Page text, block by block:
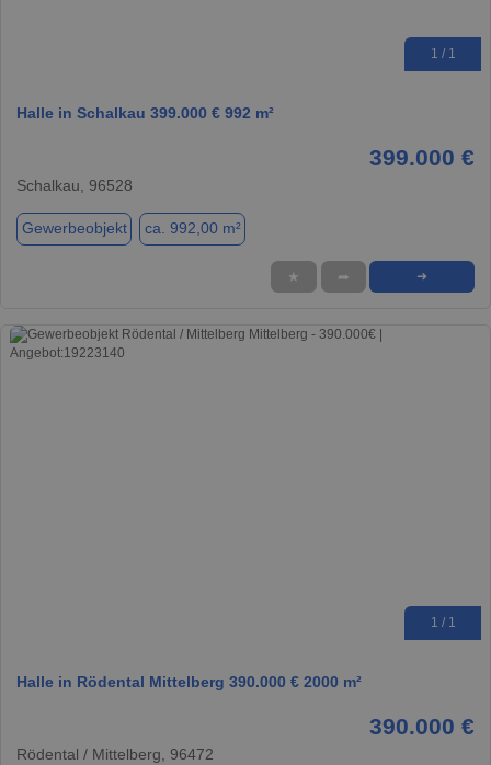
1 / 1
Halle in Schalkau 399.000 € 992 m²
399.000 €
Schalkau, 96528
Gewerbeobjekt ca. 992,00 m²
★ ➦ ➜
1 / 1
Halle in Rödental Mittelberg 390.000 € 2000 m²
390.000 €
Rödental / Mittelberg, 96472